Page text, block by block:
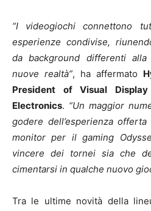
“I videogiochi connettono
esperienze condivise,
da background differenti
nuove realtà”, ha affermato
President of Visual
Electronics. “Un maggior
godere dell’esperienza
monitor per il gaming
vincere dei tornei sia che
cimentarsi in qualche nuovo
Tra le ultime novità della